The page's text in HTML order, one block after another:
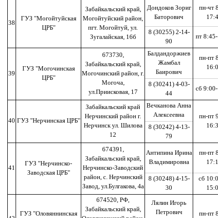
38
ГУЗ "Могойтуйская
ЦРБ"
Забайкальский край,
Могойтуйский район,
пгт. Могойтуй, ул.
Зугалайская, 16б
Дондоков Зориг
Баторович
пн-чт
8 (30255) 2-14-
90
пт
39
ГУЗ "Могочинская
ЦРБ"
673730,
Забайкальский край,
Могочинский район, г.
Могоча,
ул.Приисковая, 17
Балдандоржиев
Жамбал
Баирович
пн-пт
8 (30241) 4-03-
44
сб
40 ГУЗ "Нерчинская ЦРБ"
Забайкальский край
Нерчинский район г.
Нерчинск ул. Шилова
12
Вечканова Анна
Алексеевна
пн-пт
8 (30242) 4-13-
79
41
ГУЗ "Нерчинско-
Заводская ЦРБ"
674391,
Забайкальский край,
Нерчинско-Заводский
район, с. Нерчинский
Завод, ул.Булгакова, 4а
Антипина Ирина
Владимировна
пн-пт
8 (30248) 4-15-
30
сб
ГУЗ "Оловяннинская
674520, РФ,
Забайкальский край,
Лялин Игорь
Петрович
пн-пт